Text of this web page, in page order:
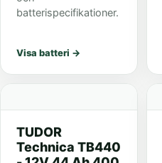
batterispecifikationer.
Visa batteri →
TUDOR
Technica TB440